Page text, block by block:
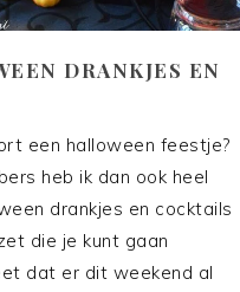
DRANKJES EN
een halloween feestje?
heb ik dan ook heel
drankjes en cocktails
die je kunt gaan
dat er dit weekend al